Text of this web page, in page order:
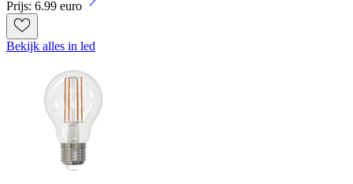
Prijs: 6.99 euro
Bekijk alles in led